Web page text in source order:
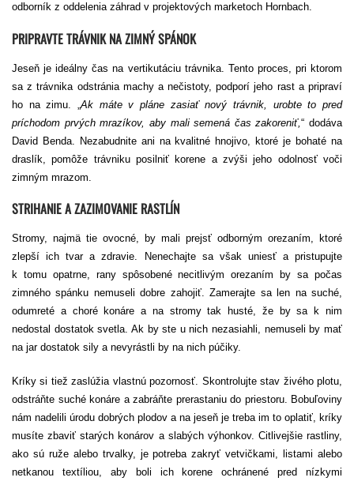
odborník z oddelenia záhrad v projektových marketoch Hornbach.
PRIPRAVTE TRÁVNIK NA ZIMNÝ SPÁNOK
Jeseň je ideálny čas na vertikutáciu trávnika. Tento proces, pri ktorom
sa z trávnika odstránia machy a nečistoty, podporí jeho rast a pripraví
ho na zimu. „ Ak máte v pláne zasiať nový trávnik, urobte to pred
príchodom prvých mrazíkov, aby mali semená čas zakoreniť,“ dodáva
David Benda. Nezabudnite ani na kvalitné hnojivo, ktoré je bohaté na
draslík, pomôže trávniku posilniť korene a zvýši jeho odolnosť voči
zimným mrazom.
STRIHANIE A ZAZIMOVANIE RASTLÍN
Stromy, najmä tie ovocné, by mali prejsť odborným orezaním, ktoré
zlepší ich tvar a zdravie. Nenechajte sa však uniesť a pristupujte
k tomu opatrne, rany spôsobené necitlivým orezaním by sa počas
zimného spánku nemuseli dobre zahojiť. Zamerajte sa len na suché,
odumreté a choré konáre a na stromy tak husté, že by sa k nim
nedostal dostatok svetla. Ak by ste u nich nezasiahli, nemuseli by mať
na jar dostatok sily a nevyrástli by na nich púčiky.
Kríky si tiež zaslúžia vlastnú pozornosť. Skontrolujte stav živého plotu,
odstráňte suché konáre a zabráňte prerastaniu do priestoru. Bobuľoviny
nám nadelili úrodu dobrých plodov a na jeseň je treba im to oplatiť, kríky
musíte zbaviť starých konárov a slabých výhonkov. Citlivejšie rastliny,
ako sú ruže alebo trvalky, je potreba zakryť vetvičkami, listami alebo
netkanou textíliou, aby boli ich korene ochránené pred nízkymi